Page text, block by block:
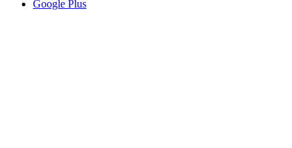
Google Plus